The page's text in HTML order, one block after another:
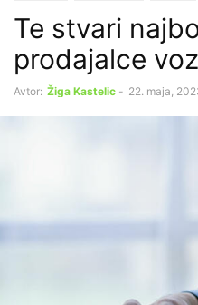
Te stvari
prodajalce
Avtor: Žiga Kastelic - 22. maja,